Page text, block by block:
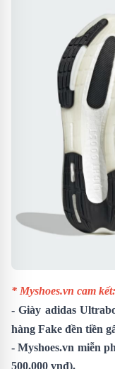
* Myshoes.vn cam kết:
-Giày adidas
hàng Fake đền tiền
- Myshoes.vn miễn
500.000 vnđ).